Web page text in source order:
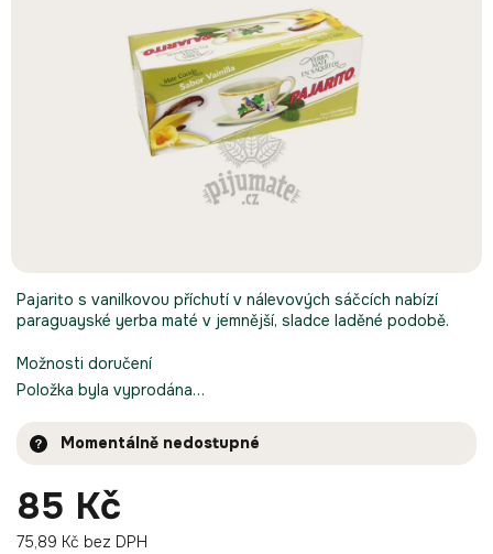
85 Kč
75,89 Kč bez DPH
Momentálně nedostupné
Možnosti doručení
Položka byla vyprodána…
Pajarito s vanilkovou příchutí v nálevových sáčcích nabízí
paraguayské yerba maté v jemnější, sladce laděné podobě.